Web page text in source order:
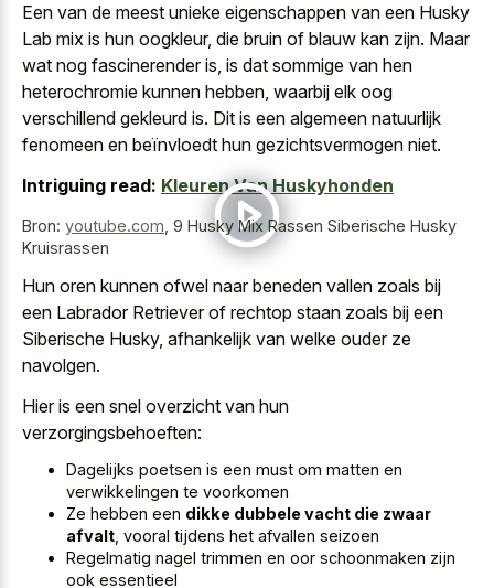
Een van de meest unieke eigenschappen van een Husky
Lab mix is hun oogkleur, die bruin of blauw kan zijn. Maar
wat nog fascinerender is, is dat sommige van hen
heterochromie kunnen hebben, waarbij elk oog
verschillend gekleurd is. Dit is een algemeen natuurlijk
fenomeen en beïnvloedt hun gezichtsvermogen niet.
Intriguing read: Kleuren Van Huskyhonden
Bron: youtube.com 9 Husky Mix Rassen Siberische Husky
Kruisrassen
Hun oren kunnen ofwel naar beneden vallen zoals bij
een Labrador Retriever of rechtop staan zoals bij een
Siberische Husky, afhankelijk van welke ouder ze
navolgen.
Hier is een snel overzicht van hun
verzorgingsbehoeften:
Dagelijks poetsen is een must om matten en
verwikkelingen te voorkomen
Ze hebben een dikke dubbele vacht die zwaar
afvalt , vooral tijdens het afvallen seizoen
Regelmatig nagel trimmen en oor schoonmaken zijn
ook essentieel